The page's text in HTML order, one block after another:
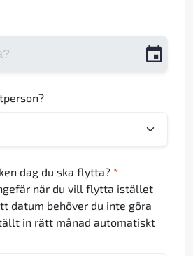
event
dag du ska flytta? *
när du vill flytta istället
datum behöver du inte göra
in rätt månad automatiskt